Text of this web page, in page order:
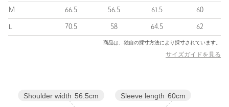
アーティストとして活動するヤブノ・ケンセイ氏と、グラフィッ
主にウェアや印刷物のリリースを軸とした活動を展開している。
※商品に「取り扱い上の注意書き」、「洗濯表示」がございます
ご了承ください。
M 66.5 56.5 61.5 60
70.5 58 64.5 62
商品は、独自の採寸方法により採寸されています。
サイズガイドを見る
Sleeve length 60cm
Shoulder width 56.5cm